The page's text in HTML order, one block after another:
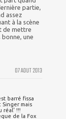
partie,
assez
à la scène
de mettre
une
07 AOUT 2013
barré fissa
Singer mais
réal' !!!
de la Fox